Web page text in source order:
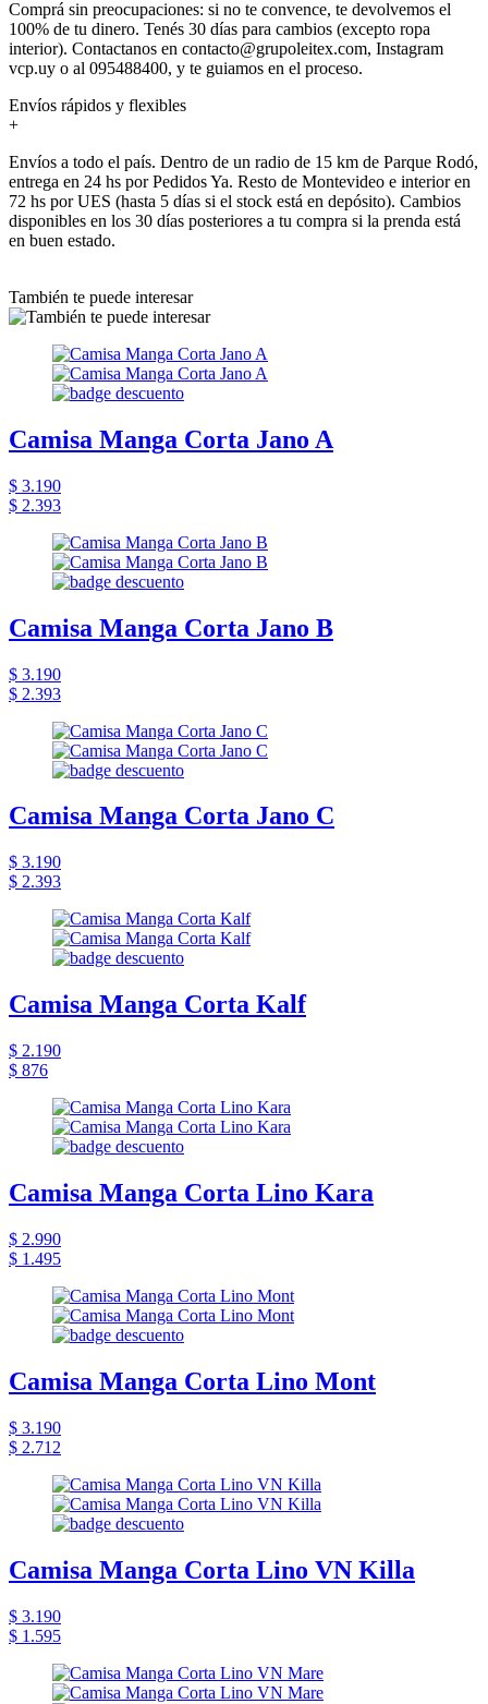
Comprá sin preocupaciones: si no te convence, te devolvemos el
100% de tu dinero. Tenés 30 días para cambios (excepto ropa
interior). Contactanos en contacto@grupoleitex.com, Instagram
vcp.uy o al 095488400, y te guiamos en el proceso.
Envíos rápidos y flexibles
+
Envíos a todo el país. Dentro de un radio de 15 km de Parque Rodó,
entrega en 24 hs por Pedidos Ya. Resto de Montevideo e interior en
72 hs por UES (hasta 5 días si el stock está en depósito). Cambios
disponibles en los 30 días posteriores a tu compra si la prenda está
en buen estado.
También te puede interesar
Camisa Manga Corta Jano A
$ 3.190
$ 2.393
Camisa Manga Corta Jano B
$ 3.190
$ 2.393
Camisa Manga Corta Jano C
$ 3.190
$ 2.393
Camisa Manga Corta Kalf
$ 2.190
$ 876
Camisa Manga Corta Lino Kara
$ 2.990
$ 1.495
Camisa Manga Corta Lino Mont
$ 3.190
$ 2.712
Camisa Manga Corta Lino VN Killa
$ 3.190
$ 1.595